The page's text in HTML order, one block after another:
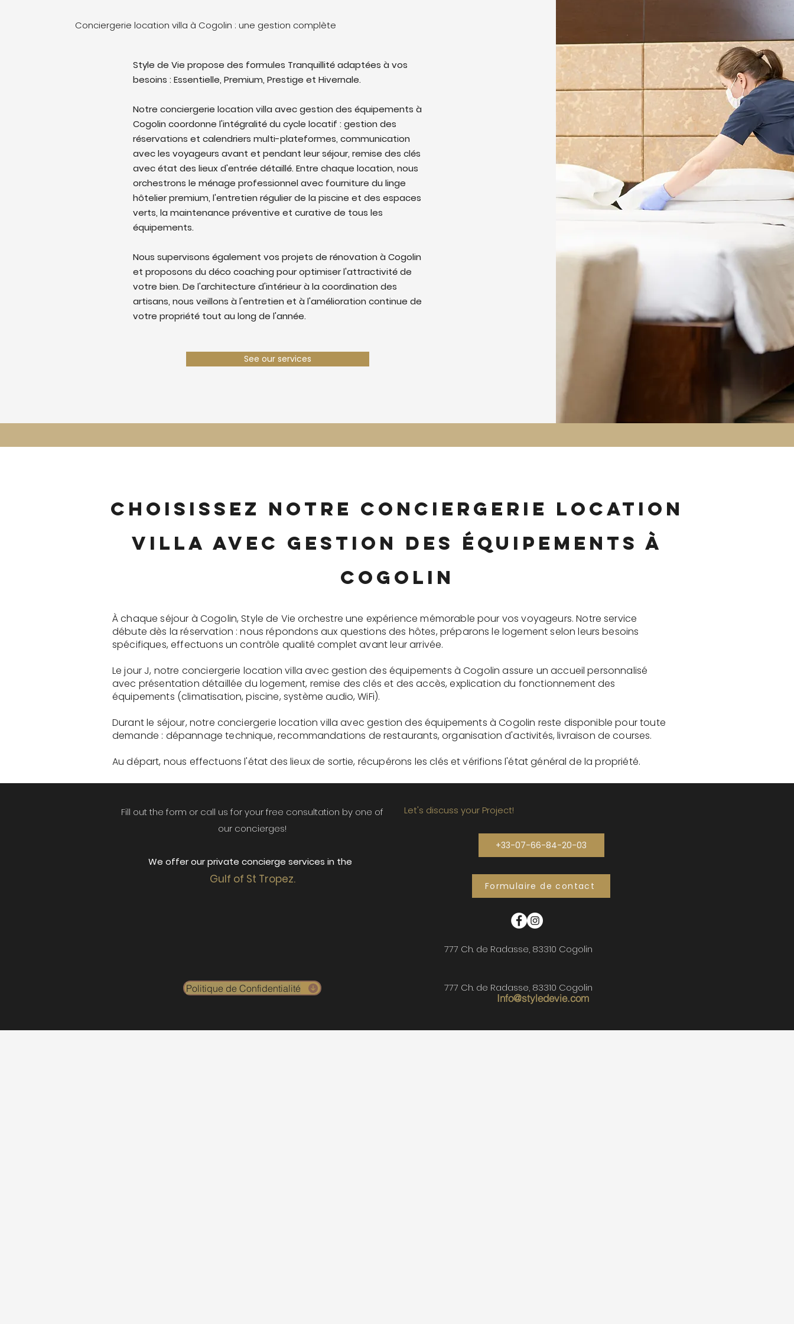
Conciergerie location villa à Cogolin : une gestion complète
Style de Vie propose des formules Tranquillité adaptées à vos
besoins : Essentielle, Premium, Prestige et Hivernale.
Notre conciergerie location villa avec gestion des équipements à
Cogolin coordonne l'intégralité du cycle locatif : gestion des
réservations et calendriers multi-plateformes, communication
avec les voyageurs avant et pendant leur séjour, remise des clés
avec état des lieux d'entrée détaillé. Entre chaque location, nous
orchestrons le ménage professionnel avec fourniture du linge
hôtelier premium, l'entretien régulier de la piscine et des espaces
verts, la maintenance préventive et curative de tous les
équipements.
Nous supervisons également vos projets de rénovation à Cogolin
et proposons du déco coaching pour optimiser l'attractivité de
votre bien. De l'architecture d'intérieur à la coordination des
artisans, nous veillons à l'entretien et à l'amélioration continue de
votre propriété tout au long de l'année.
See our services
Choisissez notre conciergerie location
villa avec gestion des équipements à
Cogolin
À chaque séjour à Cogolin, Style de Vie orchestre une expérience mémorable pour vos voyageurs. Notre service
débute dès la réservation : nous répondons aux questions des hôtes, préparons le logement selon leurs besoins
spécifiques, effectuons un contrôle qualité complet avant leur arrivée.
Le jour J, notre conciergerie location villa avec gestion des équipements à Cogolin assure un accueil personnalisé
avec présentation détaillée du logement, remise des clés et des accès, explication du fonctionnement des
équipements (climatisation, piscine, système audio, WiFi).
Durant le séjour, notre conciergerie location villa avec gestion des équipements à Cogolin reste disponible pour toute
demande : dépannage technique, recommandations de restaurants, organisation d'activités, livraison de courses.
Au départ, nous effectuons l'état des lieux de sortie, récupérons les clés et vérifions l'état général de la propriété.
Fill out the form or call us for your free consultation by one of
our concierges!
We offer our private concierge services in the
Gulf of St Tropez.
Politique de Confidentialité
Let's discuss your Project!
+33-07-66-84-20-03
Formulaire de contact
777 Ch. de Radasse, 83310 Cogolin
Info@styledevie.com
777 Ch. de Radasse, 83310 Cogolin